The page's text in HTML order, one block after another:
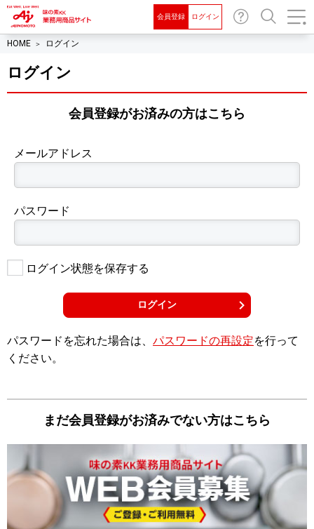
会員登録 ログイン
HOME ログイン
ログイン
会員登録がお済みの⽅はこちら
メールアドレス
パスワード
ログイン状態を保存する
パスワードを忘れた場合は、 パスワードの再設定を⾏って
ください。
まだ会員登録がお済みでない⽅はこちら